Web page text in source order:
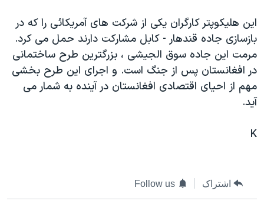
علم و فناوری
اسرائیل در جنگ
گالری عکس
آرشیو پخش زنده
رمز مهسا
ورزش زنان در ایران
اعتراضات زن، زندگی، آزادی
مجموعه مستندهای دادخواهی
اعتراضات مردمی آبان ۹۸
زبانهای مختلف
اين هليکوپتر کارگران يکی از شرکت های آمريکائی را که در
بازسازی جاده قندهار - کابل مشارکت دارند حمل می کرد.
مرمت اين جاده سوق الجيشی ، بزرگترين طرح ساختمانی
در افغانستان پس از جنگ است. و اجرای اين طرح بخشی
مهم از احيای اقتصادی افغانستان در آينده به شمار می
آيد.
K
اشتراک Follow us